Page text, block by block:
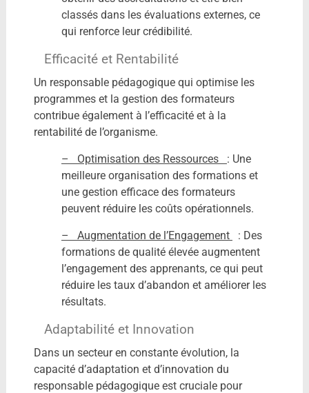
classés dans les évaluations externes, ce
qui renforce leur crédibilité.
Efficacité et Rentabilité
Un responsable pédagogique qui optimise les
programmes et la gestion des formateurs
contribue également à l’efficacité et à la
rentabilité de l’organisme.
– Optimisation des Ressources : Une
meilleure organisation des formations et
une gestion efficace des formateurs
peuvent réduire les coûts opérationnels.
– Augmentation de l’Engagement
: Des
formations de qualité élevée augmentent
l’engagement des apprenants, ce qui peut
réduire les taux d’abandon et améliorer les
résultats.
Adaptabilité et Innovation
Dans un secteur en constante évolution, la
capacité d’adaptation et d’innovation du
responsable pédagogique est cruciale pour